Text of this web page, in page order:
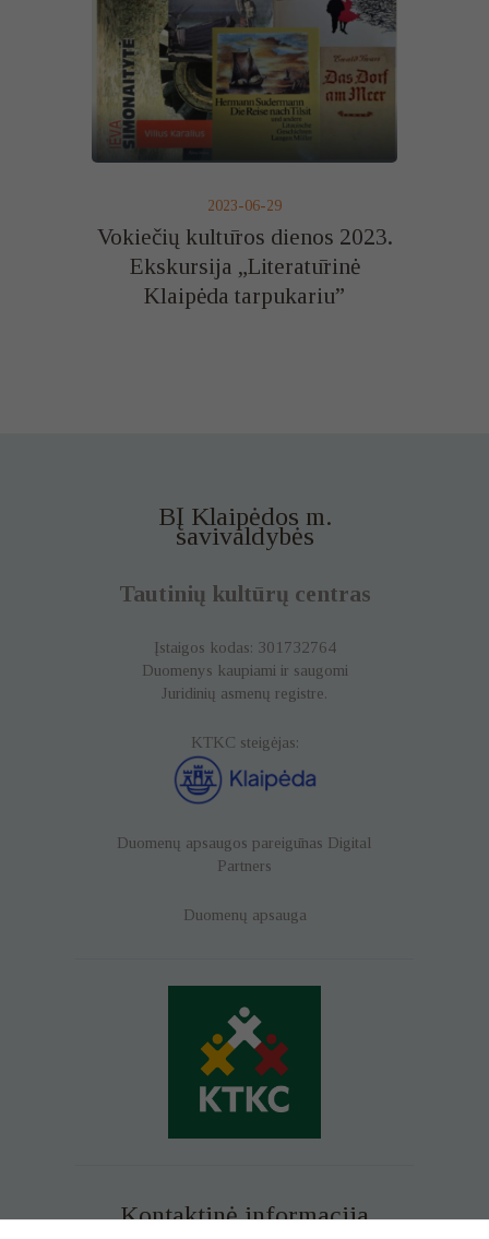
2023-06-29
Vokiečių kultūros dienos 2023.
Ekskursija „Literatūrinė
Klaipėda tarpukariu”
BĮ Klaipėdos m.
savivaldybės
Tautinių kultūrų centras
Įstaigos kodas: 301732764
Duomenys kaupiami ir saugomi
Juridinių asmenų registre.
KTKC steigėjas:
Duomenų apsaugos pareigūnas Digital
Partners
Duomenų apsauga
Kontaktinė informacija